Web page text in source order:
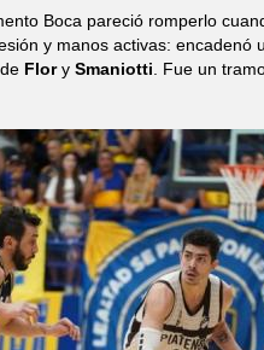
Boca pareció romperlo
y manos activas: encadenó
Flory Smaniotti . Fue un